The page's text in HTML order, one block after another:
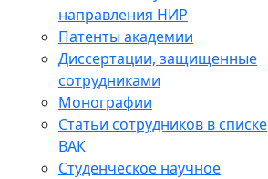
направления НИР
Патенты академии
Диссертации, защищенные
сотрудниками
Монографии
Статьи сотрудников в списке
ВАК
Студенческое научное